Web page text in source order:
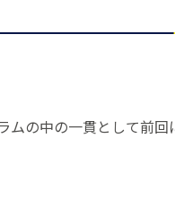
の中の一貫として前回